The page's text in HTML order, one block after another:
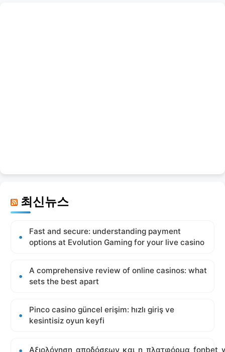
최신뉴스
Fast and secure: understanding payment
options at Evolution Gaming for your live casino
A comprehensive review of online casinos: what
sets the best apart
Pinco casino güncel erişim: hızlı giriş ve
kesintisiz oyun keyfi